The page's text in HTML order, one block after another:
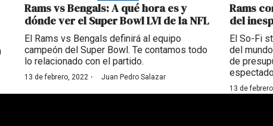
Rams vs Bengals: A qué hora es y
dónde ver el Super Bowl LVI de la NFL
El Rams vs Bengals definirá al equipo
campeón del Super Bowl. Te contamos todo
lo relacionado con el partido.
13 de febrero, 2022· Juan Pedro Salazar
Rams
del
El So-Fi
del
de
13 de